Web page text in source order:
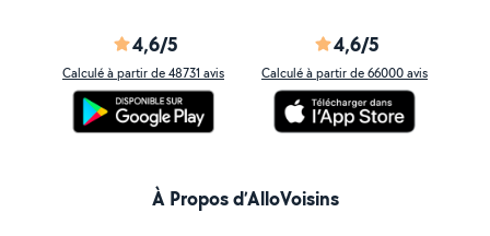
4,6/5
Calculé à partir de 48731 avis
4,6/5
Calculé à partir de 66000 avis
À Propos d’AlloVoisins